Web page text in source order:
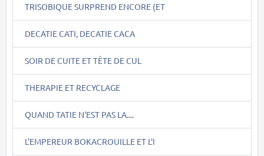
TRISOBIQUE SURPREND ENCORE (ET
DECATIE CATI, DECATIE CACA
SOIR DE CUITE ET TÊTE DE CUL
THERAPIE ET RECYCLAGE
QUAND TATIE N'EST PAS LA....
L'EMPEREUR BOKACROUILLE ET L'I